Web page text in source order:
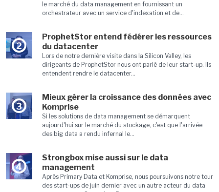
le marché du data management en fournissant un
orchestrateur avec un service d'indexation et de...
2
ProphetStor entend fédérer les ressources
du datacenter
Lors de notre dernière visite dans la Silicon Valley, les
dirigeants de ProphetStor nous ont parlé de leur start-up. Ils
entendent rendre le datacenter...
3
Mieux gérer la croissance des données avec
Komprise
Si les solutions de data management se démarquent
aujourd'hui sur le marché du stockage, c'est que l'arrivée
des big data a rendu infernal le...
4
Strongbox mise aussi sur le data
management
Après Primary Data et Komprise, nous poursuivons notre tour
des start-ups de juin dernier avec un autre acteur du data